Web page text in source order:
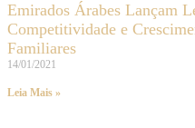
Emirados Árabes Lançam
Competitividade e
Familiares
14/01/2021
Leia Mais »